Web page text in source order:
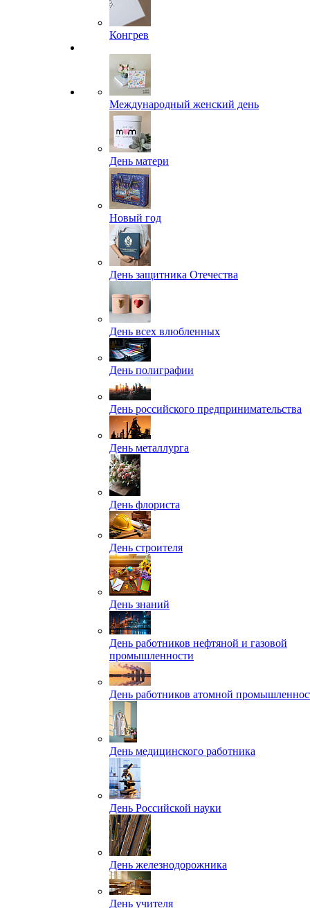
Конгрев
Международный женский день
День матери
Новый год
День защитника Отечества
День всех влюбленных
День полиграфии
День российского предпринимательства
День металлурга
День флориста
День строителя
День знаний
День работников нефтяной и газовой
промышленности
День работников атомной
День медицинского работника
День Российской науки
День железнодорожника
День учителя